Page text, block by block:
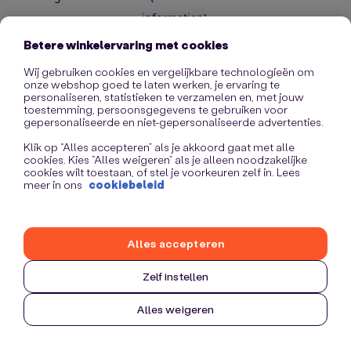
information).
Betere winkelervaring met cookies
Wij gebruiken cookies en vergelijkbare technologieën om
onze webshop goed te laten werken, je ervaring te
personaliseren, statistieken te verzamelen en, met jouw
toestemming, persoonsgegevens te gebruiken voor
gepersonaliseerde en niet-gepersonaliseerde advertenties.
Klik op “Alles accepteren” als je akkoord gaat met alle
cookies. Kies “Alles weigeren” als je alleen noodzakelijke
cookies wilt toestaan, of stel je voorkeuren zelf in. Lees
meer in ons cookiebeleid
Zelf instellen
Alles weigeren
Alles accepteren